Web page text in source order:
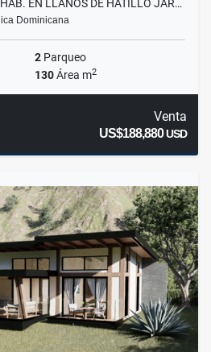
EN LLANOS DE HATILLO JAR…
Dominicana
2 Parqueo
130Área m2
Venta
US$188,880USD